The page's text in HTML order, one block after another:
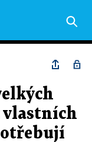
vlastních